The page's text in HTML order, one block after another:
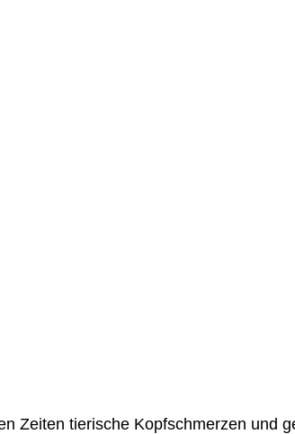
Zeiten tierische Kopfschmerzen und